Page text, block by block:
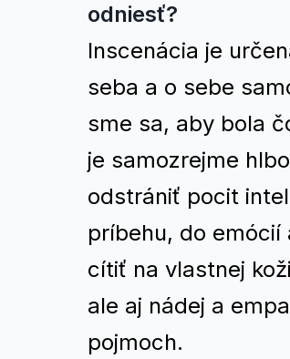
odniesť?
Inscenácia je
seba a o sebe
sme sa, aby bola
je samozrejme
odstrániť pocit
príbehu, do
cítiť na vlastnej
ale aj nádej a
pojmoch.